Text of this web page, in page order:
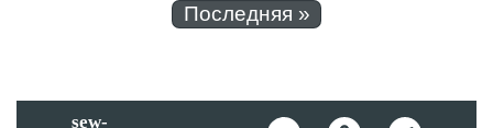
Последняя »
sew-